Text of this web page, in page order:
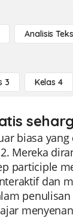
Analisis Teks
3 Kelas 4
biasa
Mereka
participle
dan